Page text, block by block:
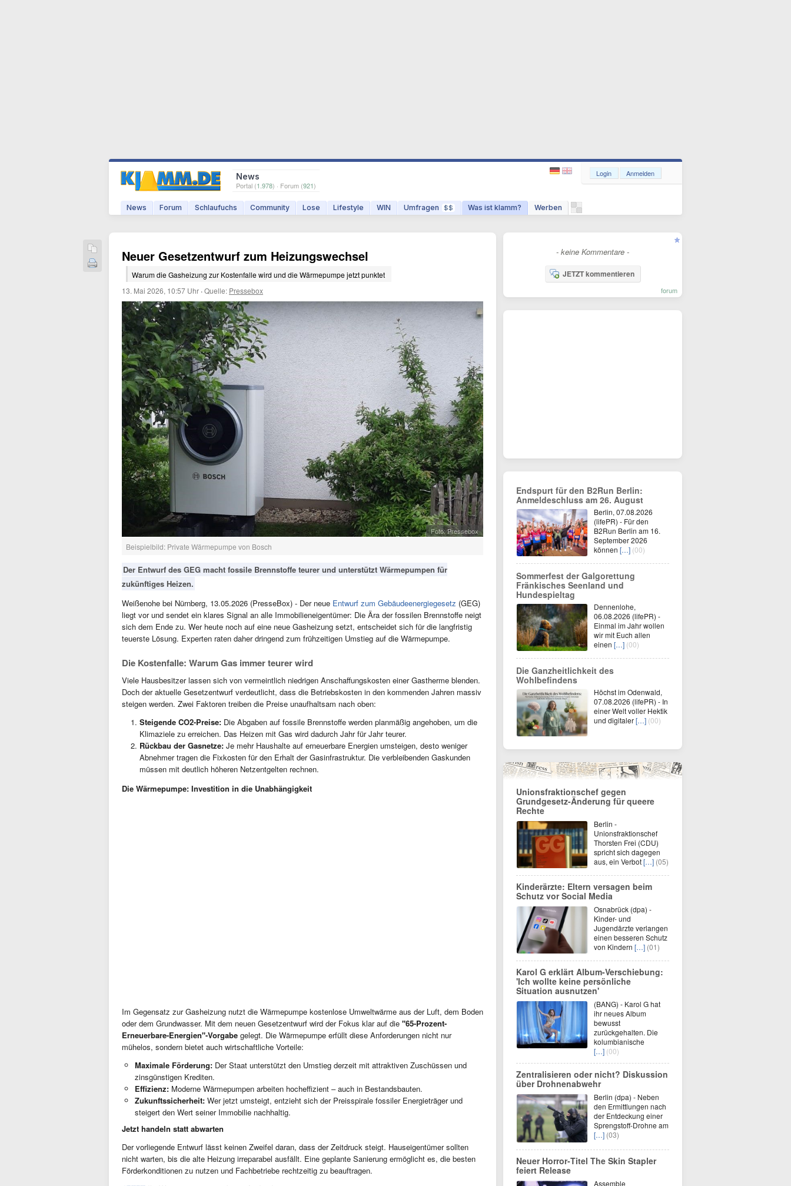
News
Portal (1.978) · Forum (921)
News Forum Schlaufuchs Community Lose Lifestyle WIN Umfragen $$ Was ist klamm? Werben
Login Anmelden
Neuer Gesetzentwurf zum Heizungswechsel
Warum die Gasheizung zur Kostenfalle wird und die Wärmepumpe jetzt punktet
13. Mai 2026, 10:57 Uhr ·Quelle: Pressebox
Foto: Pressebox
Beispielbild: Private Wärmepumpe von Bosch
Der Entwurf des GEG macht fossile Brennstoffe teurer und unterstützt Wärmepumpen für
zukünftiges Heizen.
Weißenohe bei Nürnberg, 13.05.2026 (PresseBox) - Der neue Entwurf zum Gebäudeenergiegesetz (GEG)
liegt vor und sendet ein klares Signal an alle Immobilieneigentümer: Die Ära der fossilen Brennstoffe neigt
sich dem Ende zu. Wer heute noch auf eine neue Gasheizung setzt, entscheidet sich für die langfristig
teuerste Lösung. Experten raten daher dringend zum frühzeitigen Umstieg auf die Wärmepumpe.
Die Kostenfalle: Warum Gas immer teurer wird
Viele Hausbesitzer lassen sich von vermeintlich niedrigen Anschaffungskosten einer Gastherme blenden.
Doch der aktuelle Gesetzentwurf verdeutlicht, dass die Betriebskosten in den kommenden Jahren massiv
steigen werden. Zwei Faktoren treiben die Preise unaufhaltsam nach oben:
Steigende CO2-Preise: Die Abgaben auf fossile Brennstoffe werden planmäßig angehoben, um die
Klimaziele zu erreichen. Das Heizen mit Gas wird dadurch Jahr für Jahr teurer.
Rückbau der Gasnetze: Je mehr Haushalte auf erneuerbare Energien umsteigen, desto weniger
Abnehmer tragen die Fixkosten für den Erhalt der Gasinfrastruktur. Die verbleibenden Gaskunden
müssen mit deutlich höheren Netzentgelten rechnen.
Die Wärmepumpe: Investition in die Unabhängigkeit
Im Gegensatz zur Gasheizung nutzt die Wärmepumpe kostenlose Umweltwärme aus der Luft, dem Boden
oder dem Grundwasser. Mit dem neuen Gesetzentwurf wird der Fokus klar auf die "65-Prozent-
Erneuerbare-Energien"-Vorgabe gelegt. Die Wärmepumpe erfüllt diese Anforderungen nicht nur
mühelos, sondern bietet auch wirtschaftliche Vorteile:
Maximale Förderung: Der Staat unterstützt den Umstieg derzeit mit attraktiven Zuschüssen und
zinsgünstigen Krediten.
Effizienz: Moderne Wärmepumpen arbeiten hocheffizient – auch in Bestandsbauten.
Zukunftssicherheit: Wer jetzt umsteigt, entzieht sich der Preisspirale fossiler Energieträger und
steigert den Wert seiner Immobilie nachhaltig.
Jetzt handeln statt abwarten
Der vorliegende Entwurf lässt keinen Zweifel daran, dass der Zeitdruck steigt. Hauseigentümer sollten
nicht warten, bis die alte Heizung irreparabel ausfällt. Eine geplante Sanierung ermöglicht es, die besten
Förderkonditionen zu nutzen und Fachbetriebe rechtzeitig zu beauftragen.
- keine Kommentare -
JETZT kommentieren
forum
Endspurt für den B2Run Berlin:
Anmeldeschluss am 26. August
Berlin, 07.08.2026
(lifePR) - Für den
B2Run Berlin am 16.
September 2026
können […] (00)
Sommerfest der Galgorettung
Fränkisches Seenland und
Hundespieltag
Dennenlohe,
06.08.2026 (lifePR) -
Einmal im Jahr wollen
wir mit Euch allen
einen […] (00)
Die Ganzheitlichkeit des
Wohlbefindens
Höchst im Odenwald,
07.08.2026 (lifePR) - In
einer Welt voller Hektik
und digitaler[…] (00)
Unionsfraktionschef gegen
Grundgesetz-Änderung für queere
Rechte
Berlin -
Unionsfraktionschef
Thorsten Frei (CDU)
spricht sich dagegen
aus, ein Verbot[…] (05)
Kinderärzte: Eltern versagen beim
Schutz vor Social Media
Osnabrück (dpa) -
Kinder- und
Jugendärzte verlangen
einen besseren Schutz
von Kindern […] (01)
Karol G erklärt Album-Verschiebung:
'Ich wollte keine persönliche
Situation ausnutzen'
(BANG) - Karol G hat
ihr neues Album
bewusst
zurückgehalten. Die
kolumbianische
[…] (00)
Zentralisieren oder nicht? Diskussion
über Drohnenabwehr
Berlin (dpa) - Neben
den Ermittlungen nach
der Entdeckung einer
Sprengstoff-Drohne am
[…] (03)
Neuer Horror‑Titel The Skin Stapler
feiert Release
Assemble